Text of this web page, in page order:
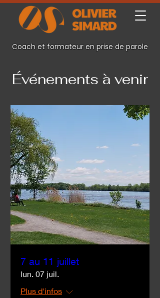
Coach et formateur en prise de parole
Événements à venir
7 au 11 juillet
lun. 07 juil.
Plus d'infos